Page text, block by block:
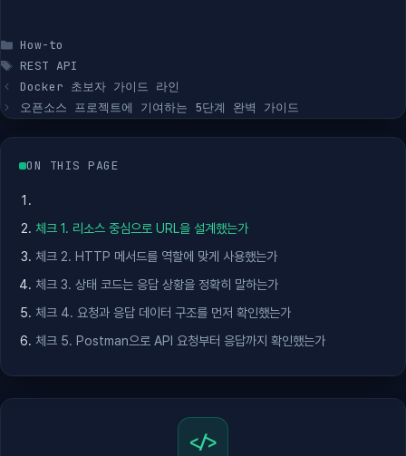
카
테
리
How-to
태
그
REST API
Docker 초보자 가이드 라인
오픈소스 프로젝트에 기여하는 5단계 완벽 가이드
ON THIS PAGE
체크 1. 리소스 중심으로 URL을 설계했는가
체크 2. HTTP 메서드를 역할에 맞게 사용했는가
체크 3. 상태 코드는 응답 상황을 정확히 말하는가
체크 4. 요청과 응답 데이터 구조를 먼저 확인했는가
체크 5. Postman으로 API 요청부터 응답까지 확인했는가
</>